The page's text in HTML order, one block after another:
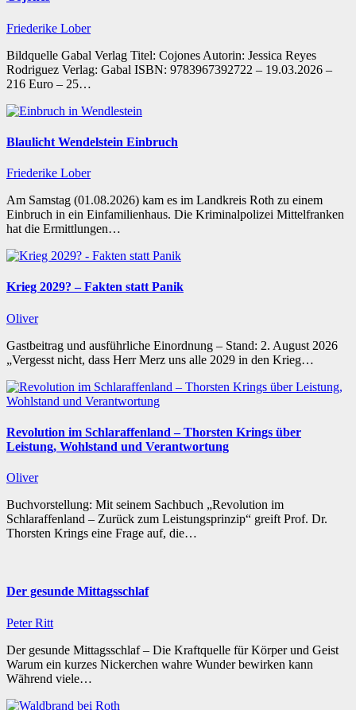
Friederike Lober
Bildquelle Gabal Verlag Titel: Cojones Autorin: Jessica Reyes
Rodriguez Verlag: Gabal ISBN: 9783967392722 – 19.03.2026 –
216 Euro – 25…
Blaulicht Wendelstein Einbruch
Friederike Lober
Am Samstag (01.08.2026) kam es im Landkreis Roth zu einem
Einbruch in ein Einfamilienhaus. Die Kriminalpolizei Mittelfranken
hat die Ermittlungen…
Krieg 2029? – Fakten statt Panik
Oliver
Gastbeitrag und ausführliche Einordnung – Stand: 2. August 2026
„Vergesst nicht, dass Herr Merz uns alle 2029 in den Krieg…
Revolution im Schlaraffenland – Thorsten Krings über
Leistung, Wohlstand und Verantwortung
Oliver
Buchvorstellung: Mit seinem Sachbuch „Revolution im
Schlaraffenland – Zurück zum Leistungsprinzip“ greift Prof. Dr.
Thorsten Krings eine Frage auf, die…
Der gesunde Mittagsschlaf
Peter Ritt
Der gesunde Mittagsschlaf – Die Kraftquelle für Körper und Geist
Warum ein kurzes Nickerchen wahre Wunder bewirken kann
Während viele…